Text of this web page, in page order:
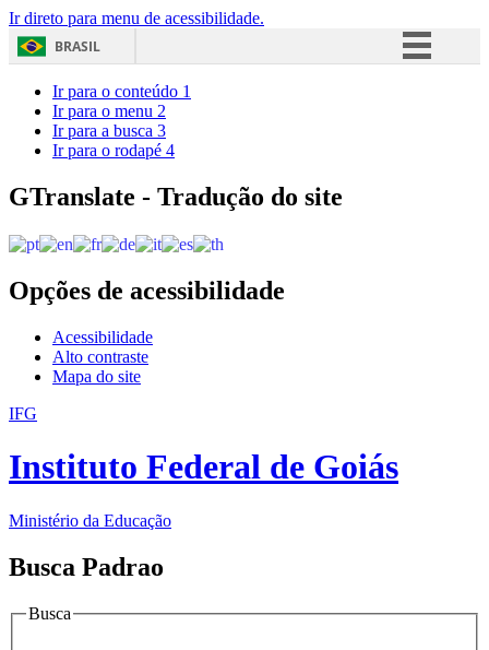
Ir direto para menu de acessibilidade.
BRASIL
Acesso à informação
Ir para o conteúdo 1
Ir para o menu 2
Ir para a busca 3
Ir para o rodapé 4
GTranslate - Tradução do site
Opções de acessibilidade
Acessibilidade
Alto contraste
Mapa do site
IFG
Instituto Federal de Goiás
Ministério da Educação
Busca Padrao
Busca